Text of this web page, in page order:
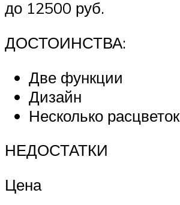
до 12500 руб.
ДОСТОИНСТВА:
Две функции
Дизайн
Несколько расцветок
НЕДОСТАТКИ
Цена